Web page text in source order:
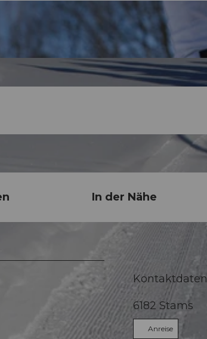
In der Nähe
Kontaktdaten
6182 Stams
Anreise